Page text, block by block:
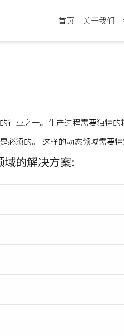
首页
关于我们
行业之一。生产过程需要独特的
必须的。 这样的动态领域需要
的解决方案: